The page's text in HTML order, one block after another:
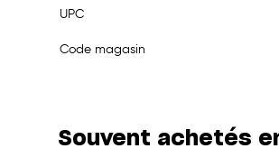
UPC
Code magasin
Souvent achetés